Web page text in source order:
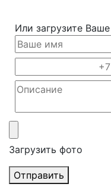
Или загрузите
Загрузить фото
Отправить